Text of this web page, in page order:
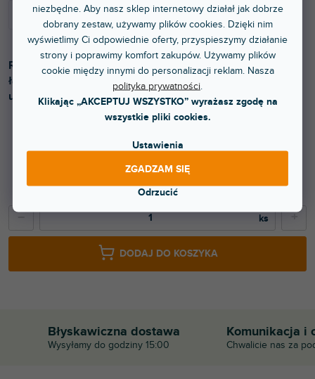
niezbędne. Aby nasz sklep internetowy działał jak dobrze
dobrany zestaw, używamy plików cookies. Dzięki nim
wyświetlimy Ci odpowiednie oferty, przyspieszymy działanie
strony i poprawimy komfort zakupów. Używamy plików
cookie między innymi do personalizacji reklam. Nasza
polityka prywatności.
Klikając „AKCEPTUJ WSZYSTKO” wyrażasz zgodę na
wszystkie pliki cookies.
Ustawienia
Odrzucić
ZGADZAM SIĘ
85,10 zł
50,50 zł
+
−
DODAJ DO KOSZYKA
Rękawice robocze do prac fizycznych na eventach, które
łączą w sobie wytrzymałość, komfort i czułość do obsługi
urządzeń cyfrowych.
Błyskawiczna dostawa
Wysyłamy do godziny 15:00
Komunikacja i
Chwalicie nas za